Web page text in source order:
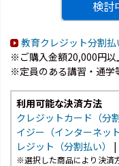
教育クレジット分割払
※ご購入金額20,000円以
※定員のある講習・通学
利用可能な決済方法
クレジットカード（分割
イジー（インターネッ
レジット（分割払い）
|
※選択した商品により決済